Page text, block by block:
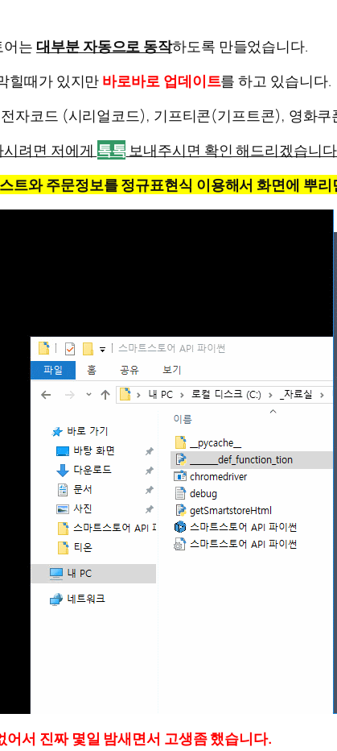
어는 대부분 자동으로 동작하도록 만들었습니다.
힐때가 있지만 바로바로 업데이트를 하고 있습니다.
자코드 (시리얼코드), 기프티콘(기프트콘), 영화쿠
려면 저에게 톡톡 보내주시면 확인 해드리겠습니
트와 주문정보를 정규표현식 이용해서 화면에 뿌
서 진짜 몇일 밤새면서 고생좀 했습니다.